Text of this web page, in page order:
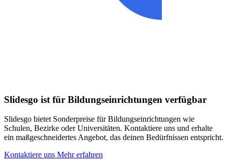
Slidesgo ist für Bildungseinrichtungen verfügbar
Slidesgo bietet Sonderpreise für Bildungseinrichtungen wie
Schulen, Bezirke oder Universitäten. Kontaktiere uns und erhalte
ein maßgeschneidertes Angebot, das deinen Bedürfnissen entspricht.
Kontaktiere uns Mehr erfahren